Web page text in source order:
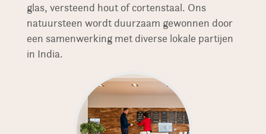
glas, versteend hout of cortenstaal. Ons
natuursteen wordt duurzaam gewonnen door
een samenwerking met diverse lokale partijen
in India.